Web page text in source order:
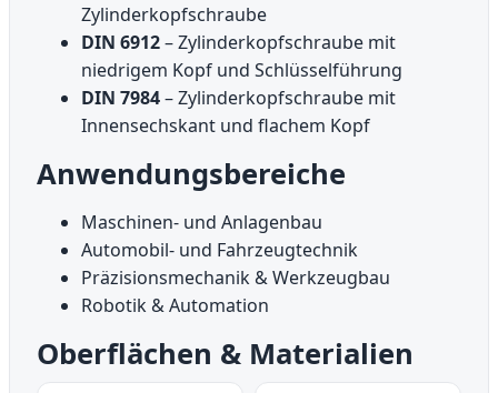
Zylinderkopfschraube
DIN 6912– Zylinderkopfschraube mit
niedrigem Kopf und Schlüssel­führung
DIN 7984– Zylinderkopfschraube mit
Innensechskant und flachem Kopf
Anwendungsbereiche
Maschinen- und Anlagenbau
Automobil- und Fahrzeugtechnik
Präzisionsmechanik & Werkzeugbau
Robotik & Automation
Oberflächen & Materialien